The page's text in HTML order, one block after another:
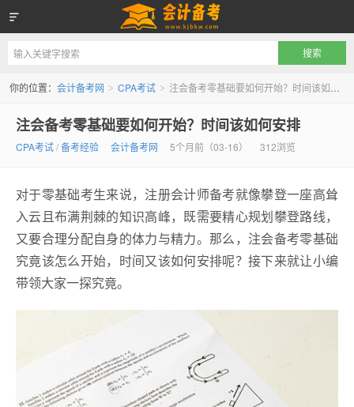
会计备考网
你的位置： 会计备考网 > CPA考试 > 注会备考零基础要如何开始？时间该如何安排
注会备考零基础要如何开始？时间该如何安排
CPA考试/备考经验 会计备考网 5个月前（03-16） 312浏览
对于零基础考生来说，注册会计师备考就像攀登一座高耸
入云且布满荆棘的知识高峰，既需要精心规划攀登路线，
又要合理分配自身的体力与精力。那么，注会备考零基础
究竟该怎么开始，时间又该如何安排呢？接下来就让小编
带领大家一探究竟。